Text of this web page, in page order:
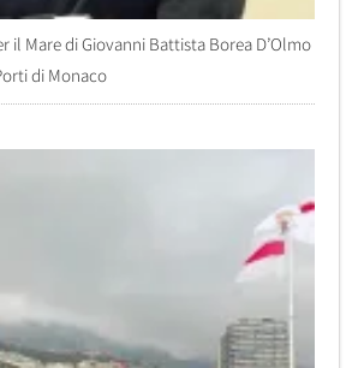
il Mare di Giovanni Battista Borea D’Olmo
di Monaco